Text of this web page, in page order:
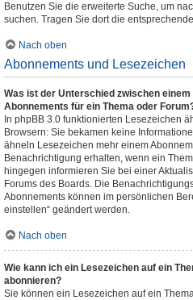
Benutzen Sie die erweiterte Suche, um
suchen. Tragen Sie dort die
Nach oben
Abonnements und Lesezeichen
Was ist der Unterschied zwischen
Abonnements für ein Thema oder
In phpBB 3.0 funktionierten Lesezeichen
Browsern: Sie bekamen keine
ähneln Lesezeichen mehr einem
Benachrichtigung erhalten, wenn ein
hingegen informieren Sie bei einer
Forums des Boards. Die
Abonnements können im persönlichen
einstellen“ geändert werden.
Nach oben
Wie kann ich ein Lesezeichen auf ein
abonnieren?
Sie können ein Lesezeichen auf ein